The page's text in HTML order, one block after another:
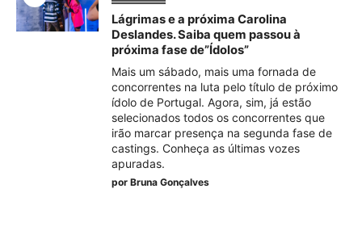
Lágrimas e a próxima Carolina
Deslandes. Saiba quem passou à
próxima fase de”Ídolos”
Mais um sábado, mais uma fornada de
concorrentes na luta pelo título de próximo
ídolo de Portugal. Agora, sim, já estão
selecionados todos os concorrentes que
irão marcar presença na segunda fase de
castings. Conheça as últimas vozes
apuradas.
por Bruna Gonçalves